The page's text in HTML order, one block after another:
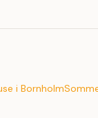
i Bornholm